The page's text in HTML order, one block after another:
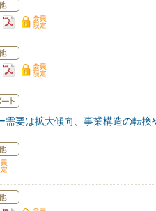
需要は拡大傾向、事業構造の転